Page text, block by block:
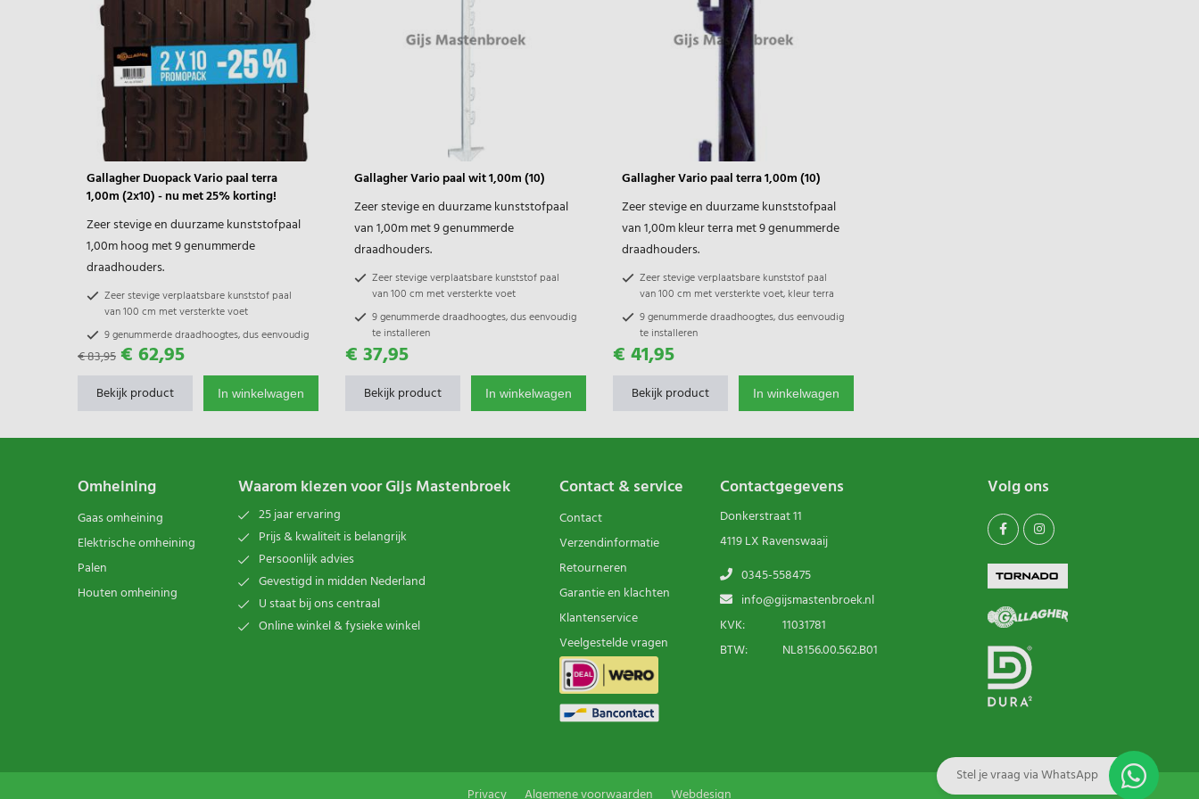
Gallagher Duopack Vario paal terra
1,00m (2x10) - nu met 25% korting!
Zeer stevige en duurzame kunststofpaal
1,00m hoog met 9 genummerde
draadhouders.
Zeer stevige verplaatsbare kunststof paal
van 100 cm met versterkte voet
9 genummerde draadhoogtes, dus eenvoudig
te installeren
Gallagher palen zijn onderling te combineren
door gelijke draadhoogtes
€ 83,95 € 62,95
Bekijk product In winkelwagen
Gallagher Vario paal wit 1,00m (10)
Zeer stevige en duurzame kunststofpaal
van 1,00m met 9 genummerde
draadhouders.
Zeer stevige verplaatsbare kunststof paal
van 100 cm met versterkte voet
9 genummerde draadhoogtes, dus eenvoudig
te installeren
Gallagher palen zijn onderling te combineren
door gelijke draadhoogtes
€ 37,95
Bekijk product In winkelwagen
Gallagher Vario paal terra 1,00m (10)
Zeer stevige en duurzame kunststofpaal
van 1,00m kleur terra met 9 genummerde
draadhouders.
Zeer stevige verplaatsbare kunststof paal
van 100 cm met versterkte voet, kleur terra
9 genummerde draadhoogtes, dus eenvoudig
te installeren
Gallagher palen zijn onderling te combineren
door gelijke draadhoogtes
€ 41,95
Bekijk product In winkelwagen
Omheining
Gaas omheining
Elektrische omheining
Palen
Houten omheining
Waarom kiezen voor Gijs Mastenbroek
25 jaar ervaring
Prijs & kwaliteit is belangrijk
Persoonlijk advies
Gevestigd in midden Nederland
U staat bij ons centraal
Online winkel & fysieke winkel
Contact & service
Contact
Verzendinformatie
Retourneren
Garantie en klachten
Klantenservice
Veelgestelde vragen
Contactgegevens
Donkerstraat 11
4119 LX Ravenswaaij
0345-558475
info@gijsmastenbroek.nl
KVK:
11031781
BTW:
NL8156.00.562.B01
Volg ons
Privacy Algemene voorwaarden Webdesign
Stel je vraag via WhatsApp